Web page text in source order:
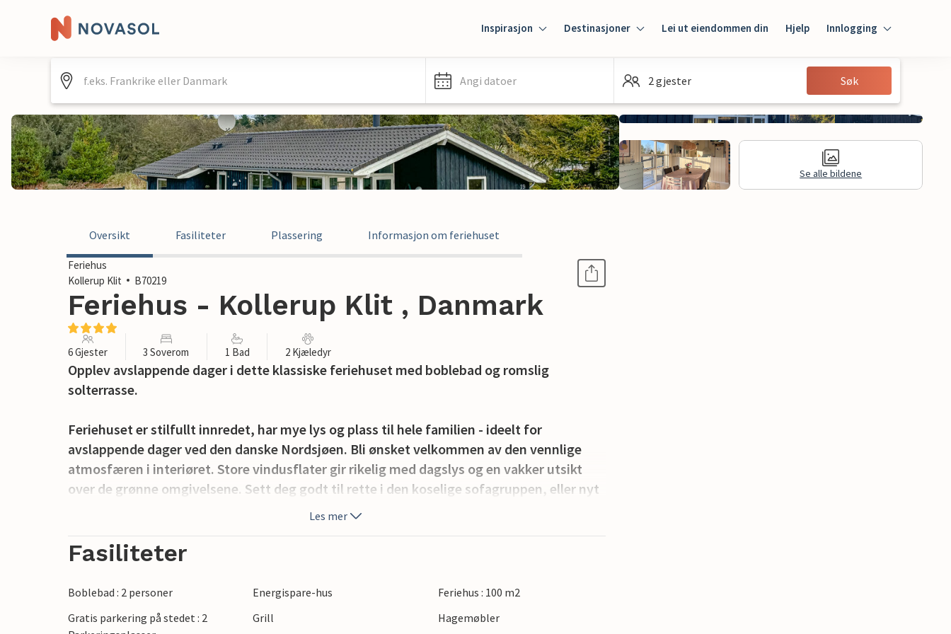
Inspirasjon Destinasjoner Lei ut eiendommen din Hjelp Innlogging
Innlogging
Gjest
Angi datoer 2 gjester Søk
Se alle bildene
Oversikt Fasiliteter Plassering Informasjon om feriehuset
Feriehus
Kollerup Klit
B70219
Feriehus - Kollerup Klit , Danmark
6 Gjester 3 Soverom 1 Bad 2 Kjæledyr
Opplev avslappende dager i dette klassiske feriehuset med boblebad og romslig
solterrasse.
Feriehuset er stilfullt innredet, har mye lys og plass til hele familien - ideelt for
avslappende dager ved den danske Nordsjøen. Bli ønsket velkommen av den vennlige
atmosfæren i interiøret. Store vindusflater gir rikelig med dagslys og en vakker utsikt
over de grønne omgivelsene. Sett deg godt til rette i den koselige sofagruppen, eller nyt
måltidene sammen ved spisebordet. Vedovnen sørger for lun varme på kjøligere dager,
ekstra avslapping.
Gå ut på den romslige treterrassen og nyt den friske brisen og solskinnet. Slapp av i
til lek og trening i det fri.
Les mer
Fasiliteter
Boblebad : 2 personer Energispare-hus
Feriehus : 100 m2
Gratis parkering på stedet : 2
Grill Hagemøbler